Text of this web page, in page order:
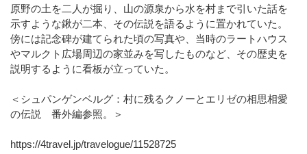
原野の土を二人が掘り、山の源泉から水を村まで引いた話を
示すような鍬が二本、その伝説を語るように置かれていた。
傍には記念碑が建てられた頃の写真や、当時のラートハウス
やマルクト広場周辺の家並みを写したものなど、その歴史を
説明するように看板が立っていた。
＜シュパンゲンベルグ：村に残るクノーとエリゼの相思相愛
の伝説 番外編参照。＞
https://4travel.jp/travelogue/11528725